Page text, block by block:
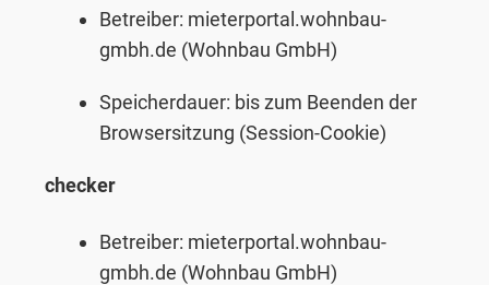
Betreiber: mieterportal.wohnbau-
gmbh.de (Wohnbau GmbH)
Speicherdauer: bis zum Beenden der
Browsersitzung (Session-Cookie)
checker
Betreiber: mieterportal.wohnbau-
gmbh.de (Wohnbau GmbH)